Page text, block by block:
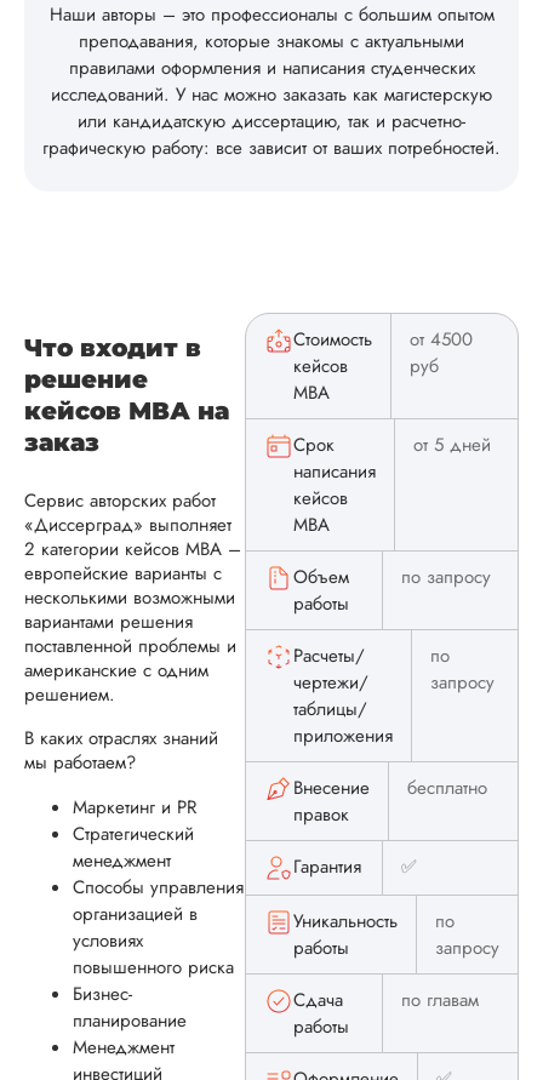
Читать полный
Алена
отзыв про
Яна. Максимально
приятный
быстрый,
поворотливый,
быстро реагирует
обращения
переживает за то,
Читать полный
Заказывайте ещё.
Имя менеджера:
Дата:2025-10-16
по заказу уже
Наши авторы – это профессионалы с большим опытом
преподавания, которые знакомы с актуальными
правилами оформления и написания студенческих
исследований. У нас можно заказать как магистерскую
или кандидатскую диссертацию, так и расчетно-
графическую работу: все зависит от ваших потребностей.
Что входит в
решение
кейсов МВА на
заказ
Сервис авторских работ
«Диссерград» выполняет
2 категории кейсов МВА –
европейские варианты с
несколькими возможными
вариантами решения
поставленной проблемы и
американские с одним
решением.
В каких отраслях знаний
мы работаем?
Маркетинг и PR
Стратегический
менеджмент
Способы управления
организацией в
условиях
повышенного риска
Бизнес-
планирование
Менеджмент
инвестиций
Стоимость
кейсов
MBA
от 4500
руб
Срок
написания
кейсов
MBA
от 5 дней
Объем
работы
по запросу
Расчеты/
чертежи/
таблицы/
приложения
по
запросу
Внесение
правок
бесплатно
Гарантия ✅
Уникальность
работы
по
запросу
Сдача
работы
по главам